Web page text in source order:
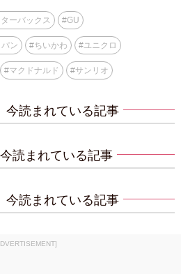
ーバックス #GU
ン #ちいかわ #ユニクロ
#マクドナルド #サンリオ
今読まれている記事
今読まれている記事
今読まれている記事